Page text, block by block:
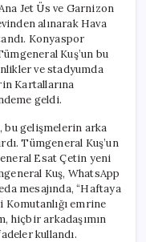
Jet Üs ve Garnizon
alınarak Hava
Konyaspor
Kuş’un bu
ve stadyumda
Kartallarına
geldi.
bu gelişmelerin arka
Tümgeneral Kuş’un
Esat Çetin yeni
Kuş, WhatsApp
mesajında, “Haftaya
emrine
hiçbir arkadaşımın
kullandı.